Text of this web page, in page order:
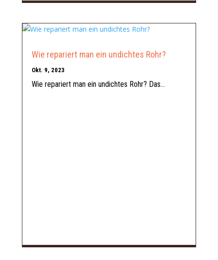
Wie repariert man ein undichtes Rohr?
Okt. 9, 2023
Wie repariert man ein undichtes Rohr? Das...